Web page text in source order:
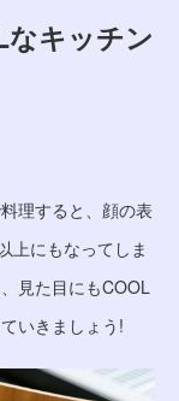
なキッチン
理すると、顔の表
にもなってしま
見た目にもCOOL
いきましょう!